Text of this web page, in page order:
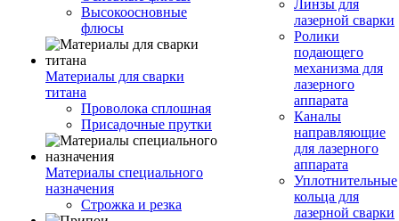
Высокоосновные
флюсы
Материалы для сварки
титана
Проволока сплошная
Присадочные прутки
Материалы специального
назначения
Строжка и резка
Линзы для
лазерной сварки
Ролики
подающего
механизма для
лазерного
аппарата
Каналы
направляющие
для лазерного
аппарата
Уплотнительные
кольца для
лазерной сварки